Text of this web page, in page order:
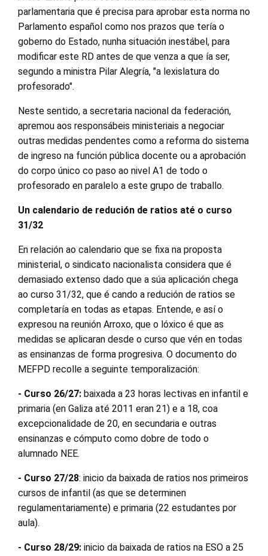
parlamentaria que é precisa para aprobar esta norma no
Parlamento español como nos prazos que tería o
goberno do Estado, nunha situación inestábel, para
modificar este RD antes de que venza a que ía ser,
segundo a ministra Pilar Alegría, "a lexislatura do
profesorado".
Neste sentido, a secretaria nacional da federación,
apremou aos responsábeis ministeriais a negociar
outras medidas pendentes como a reforma do sistema
de ingreso na función pública docente ou a aprobación
do corpo único co paso ao nivel A1 de todo o
profesorado en paralelo a este grupo de traballo.
Un calendario de redución de ratios até o curso
31/32
En relación ao calendario que se fixa na proposta
ministerial, o sindicato nacionalista considera que é
demasiado extenso dado que a súa aplicación chega
ao curso 31/32, que é cando a redución de ratios se
completaría en todas as etapas. Entende, e así o
expresou na reunión Arroxo, que o lóxico é que as
medidas se aplicaran desde o curso que vén en todas
as ensinanzas de forma progresiva. O documento do
MEFPD recolle a seguinte temporalización:
- Curso 26/27: baixada a 23 horas lectivas en infantil e
primaria (en Galiza até 2011 eran 21) e a 18, coa
excepcionalidade de 20, en secundaria e outras
ensinanzas e cómputo como dobre de todo o
alumnado NEE.
- Curso 27/28: inicio da baixada de ratios nos primeiros
cursos de infantil (as que se determinen
regulamentariamente) e primaria (22 estudantes por
aula).
- Curso 28/29: inicio da baixada de ratios na ESO a 25